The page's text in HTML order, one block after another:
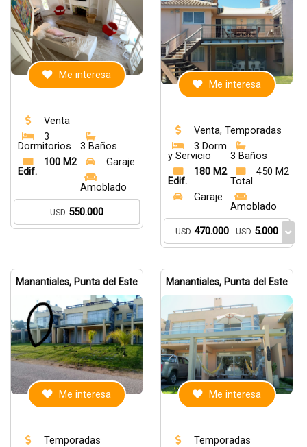
Me interesa
Venta
3
Dormitorios
3 Baños
100 M2
Edif.
Garaje
Amoblado
USD 550.000
Me interesa
Venta, Temporadas
3 Dorm.
y Servicio
3 Baños
180 M2
Edif.
450 M2
Total
Garaje
Amoblado
USD 470.000 USD 5.000
Manantiales, Punta del Este
Me interesa
Temporadas
Manantiales, Punta del Este
Me interesa
Temporadas